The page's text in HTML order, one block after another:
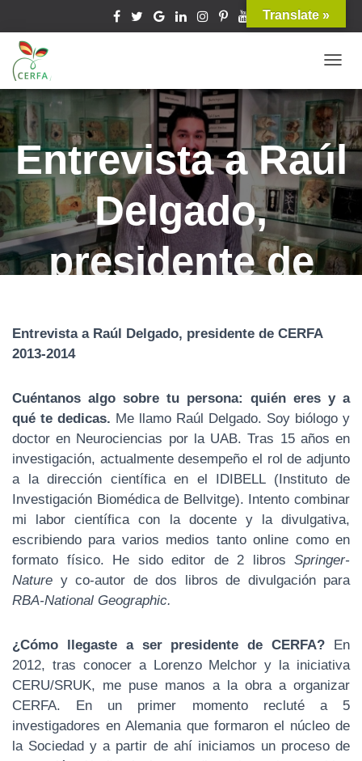
G
L
E
N
A
V
I
G
Entrevista a Raúl
Delgado,
presidente de
Entrevista a Raúl Delgado, presidente de CERFA
2013-2014
Cuéntanos algo sobre tu persona: quién eres y a
qué te dedicas. Me llamo Raúl Delgado. Soy biólogo y
doctor en Neurociencias por la UAB. Tras 15 años en
investigación, actualmente desempeño el rol de adjunto
a la dirección científica en el IDIBELL (Instituto de
Investigación Biomédica de Bellvitge). Intento combinar
mi labor científica con la docente y la divulgativa,
escribiendo para varios medios tanto online como en
formato físico. He sido editor de 2 libros Springer-
Nature y co-autor de dos libros de divulgación para
RBA-National Geographic.
¿Cómo llegaste a ser presidente de CERFA? En
2012, tras conocer a Lorenzo Melchor y la iniciativa
CERU/SRUK, me puse manos a la obra a organizar
CERFA. En un primer momento recluté a 5
investigadores en Alemania que formaron el núcleo de
la Sociedad y a partir de ahí iniciamos un proceso de
Translate »